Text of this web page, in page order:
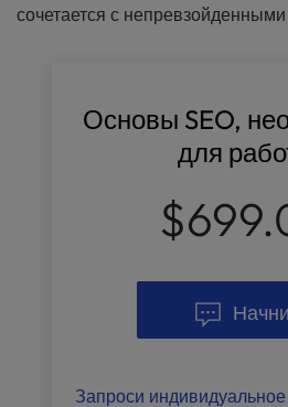
сочетается с непревзойденными
Основы SEO,
для
Начни
Запроси